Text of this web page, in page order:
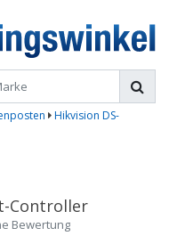
Hikvision DS-
Controller
Bewertung